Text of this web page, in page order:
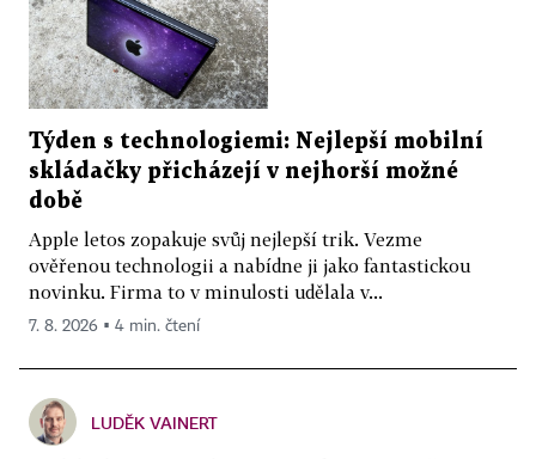
Týden s technologiemi: Nejlepší mobilní
skládačky přicházejí v nejhorší možné
době
Apple letos zopakuje svůj nejlepší trik. Vezme
ověřenou technologii a nabídne ji jako fantastickou
novinku. Firma to v minulosti udělala v...
7. 8. 2026 ▪ 4 min. čtení
LUDĚK VAINERT